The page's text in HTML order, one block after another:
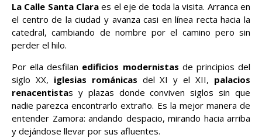
La Calle Santa Clara es el eje de toda la visita. Arranca en
el centro de la ciudad y avanza casi en línea recta hacia la
catedral, cambiando de nombre por el camino pero sin
perder el hilo.
Por ella desfilan edificios modernistas de principios del
siglo XX, iglesias románicas del XI y el XII, palacios
renacentistas y plazas donde conviven siglos sin que
nadie parezca encontrarlo extraño. Es la mejor manera de
entender Zamora: andando despacio, mirando hacia arriba
y dejándose llevar por sus afluentes.